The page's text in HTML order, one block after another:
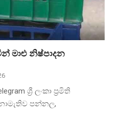
මාළු නිෂ්පාදන
ශ්‍රී ලංකා ප්‍රමිති
පන්නල,